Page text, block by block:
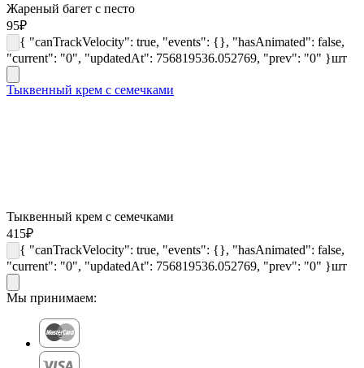
Жареный багет с песто
95₽
{ "canTrackVelocity": true, "events": {}, "hasAnimated": false,
"current": "0", "updatedAt": 756819536.052769, "prev": "0" }шт
Тыквенный крем с семечками
Тыквенный крем с семечками
415₽
{ "canTrackVelocity": true, "events": {}, "hasAnimated": false,
"current": "0", "updatedAt": 756819536.052769, "prev": "0" }шт
Мы принимаем: